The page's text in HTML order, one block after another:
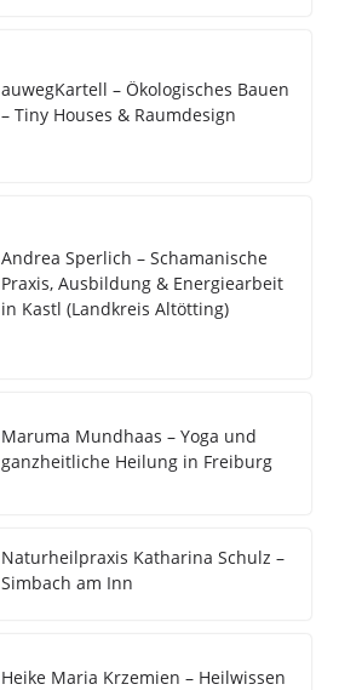
auwegKartell – Ökologisches Bauen
– Tiny Houses & Raumdesign
Andrea Sperlich – Schamanische
Praxis, Ausbildung & Energiearbeit
in Kastl (Landkreis Altötting)
Maruma Mundhaas – Yoga und
ganzheitliche Heilung in Freiburg
Naturheilpraxis Katharina Schulz –
Simbach am Inn
Heike Maria Krzemien – Heilwissen